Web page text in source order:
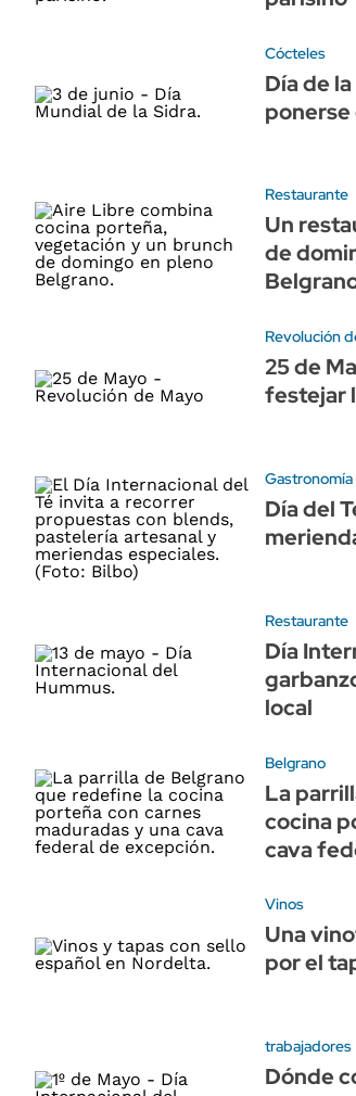
Cócteles
Día de
ponerse
Restaurante
Un
de
Revolución
25 de
festejar
Gastronomía
Día del
Restaurante
Día
local
Belgrano
La
cocina
cava
Vinos
Una
por el
trabajadores
Dónde